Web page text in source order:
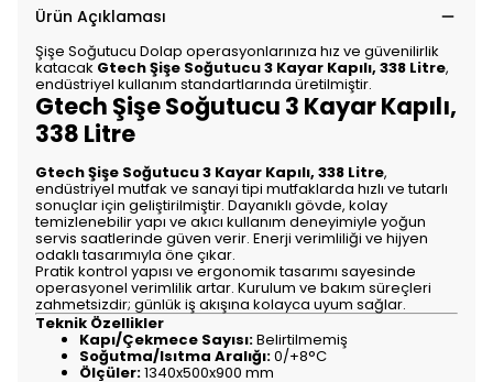
Ürün Açıklaması
Şişe Soğutucu Dolap operasyonlarınıza hız ve güvenilirlik
katacak Gtech Şişe Soğutucu 3 Kayar Kapılı, 338 Litre,
endüstriyel kullanım standartlarında üretilmiştir.
Gtech Şişe Soğutucu 3 Kayar Kapılı,
338 Litre
Gtech Şişe Soğutucu 3 Kayar Kapılı, 338 Litre,
endüstriyel mutfak ve sanayi tipi mutfaklarda hızlı ve tutarlı
sonuçlar için geliştirilmiştir. Dayanıklı gövde, kolay
temizlenebilir yapı ve akıcı kullanım deneyimiyle yoğun
servis saatlerinde güven verir. Enerji verimliliği ve hijyen
odaklı tasarımıyla öne çıkar.
Pratik kontrol yapısı ve ergonomik tasarımı sayesinde
operasyonel verimlilik artar. Kurulum ve bakım süreçleri
zahmetsizdir; günlük iş akışına kolayca uyum sağlar.
Teknik Özellikler
Kapı/Çekmece Sayısı:Belirtilmemiş
Soğutma/Isıtma Aralığı:0/+8°C
Ölçüler:1340x500x900 mm